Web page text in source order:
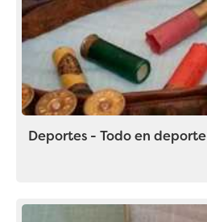
Deportes - Todo en deporte